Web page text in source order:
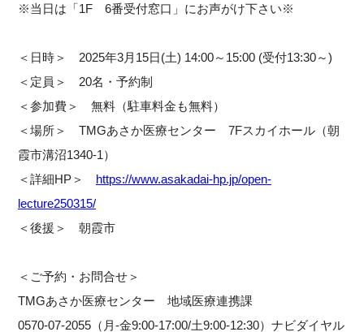
※当日は「1F 6番受付窓口」にお声がけ下さい※
＜日時＞ 2025年3月15日(土) 14:00～15:00 (受付13:30～)
＜定員＞ 20名・予約制
＜参加費＞ 無料（駐車料金も無料）
＜場所＞ TMGあさか医療センター 7Fスカイホール（朝
霞市溝沼1340-1）
＜詳細HP＞ https://www.asakadai-hp.jp/open-
lecture250315/
＜後援＞ 朝霞市
＜ご予約・お問合せ＞
TMGあさか医療センター 地域医療連携課
0570-07-2055（月-金9:00-17:00/土9:00-12:30）ナビダイヤル